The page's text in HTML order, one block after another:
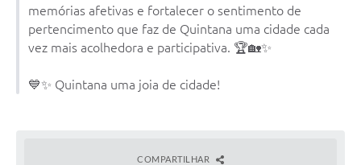
memórias afetivas e fortalecer o sentimento de
pertencimento que faz de Quintana uma cidade cada
vez mais acolhedora e participativa. 🏆🏡✨
💙✨ Quintana uma joia de cidade!
COMPARTILHAR